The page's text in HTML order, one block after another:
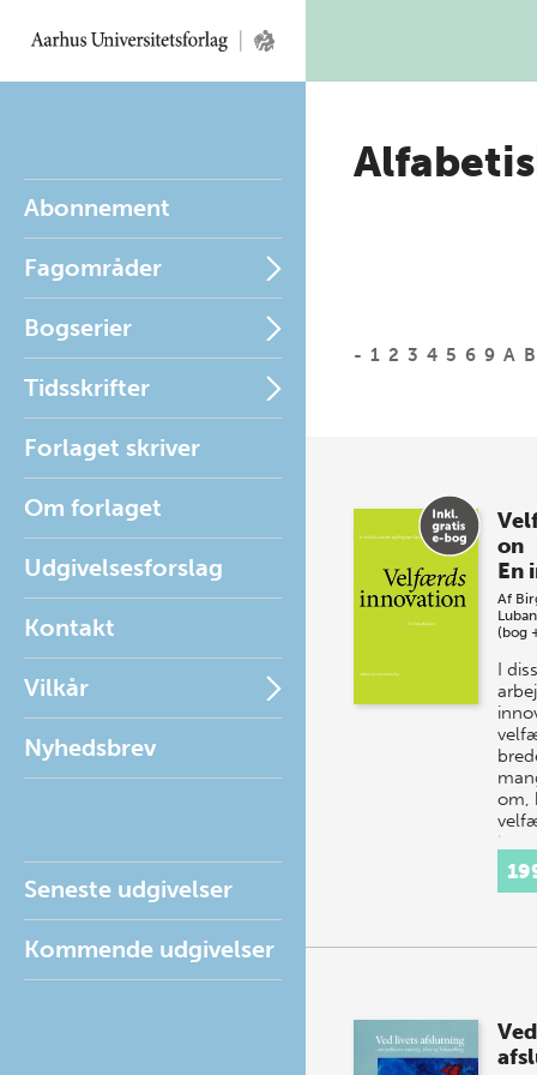
Abonnement
Fagområder
Bogserier
Tidsskrifter
Forlaget skriver
Om forlaget
Udgivelsesforslag
Kontakt
Vilkår
Nyhedsbrev
Seneste udgivelser
Kommende udgivelser
- 1 2 3 4 5 6 9 A B
on
En
Af
(bog
I
om,
kan